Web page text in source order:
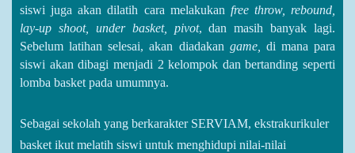
siswi juga akan dilatih cara melakukan free throw, rebound,
lay-up shoot, under basket, pivot, dan masih banyak lagi.
Sebelum latihan selesai, akan diadakan game, di mana para
siswi akan dibagi menjadi 2 kelompok dan bertanding seperti
lomba basket pada umumnya.
Sebagai sekolah yang berkarakter SERVIAM, ekstrakurikuler
basket ikut melatih siswi untuk menghidupi nilai-nilai